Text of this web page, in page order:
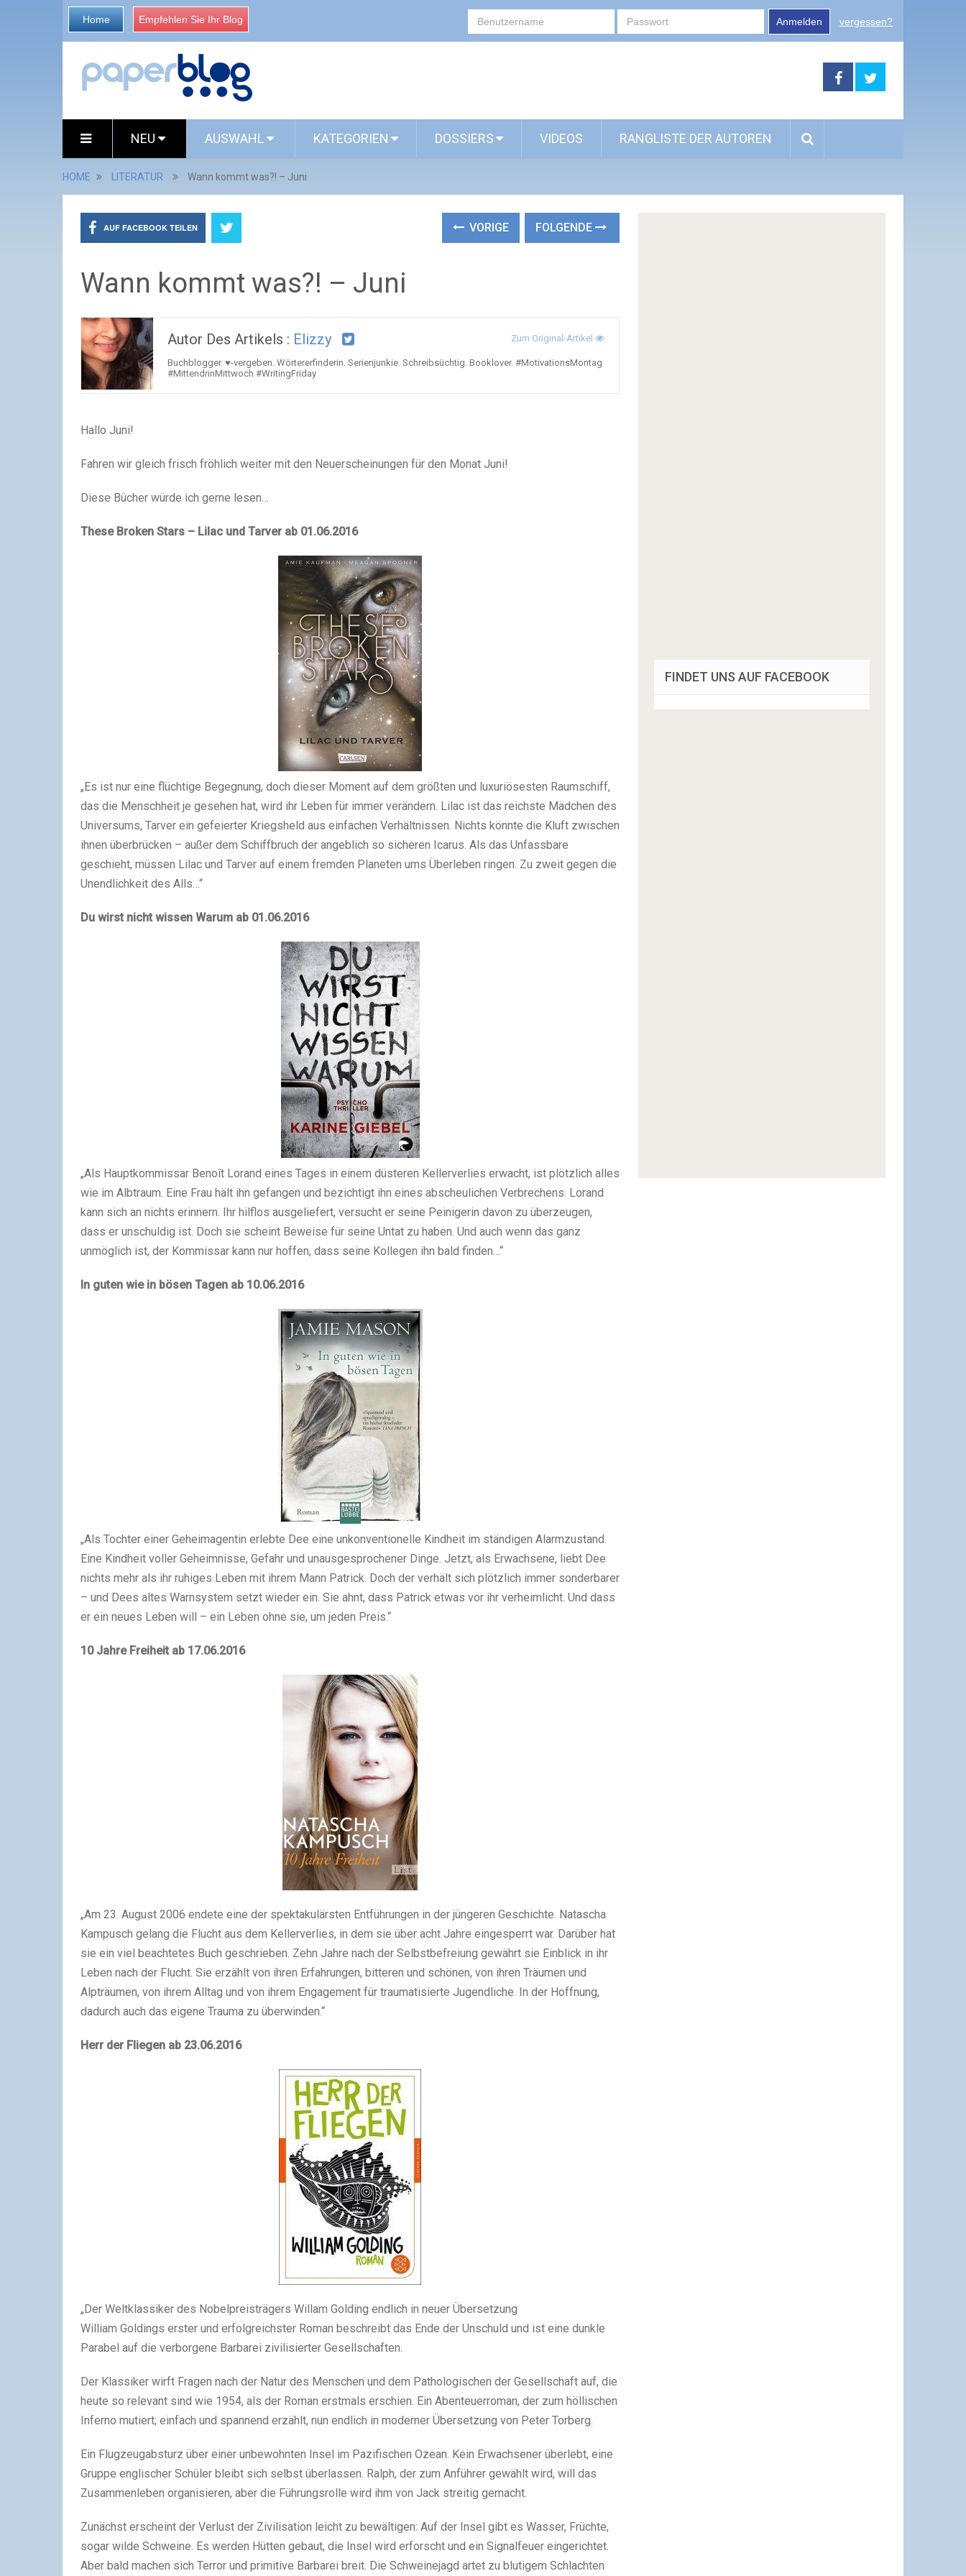
Home Empfehlen Sie Ihr Blog Anmelden vergessen?
NEU AUSWAHL KATEGORIEN DOSSIERS VIDEOS RANGLISTE DER AUTOREN
HOME LITERATUR Wann kommt was?! – Juni
AUF FACEBOOK TEILEN VORIGE FOLGENDE
Wann kommt was?! – Juni
Autor Des Artikels : Elizzy Zum Original-Artikel
Buchblogger. ♥-vergeben. Wörtererfinderin. Serienjunkie. Schreibsüchtig. Booklover. #MotivationsMontag
#MittendrinMittwoch #WritingFriday
Hallo Juni!
Fahren wir gleich frisch fröhlich weiter mit den Neuerscheinungen für den Monat Juni!
Diese Bücher würde ich gerne lesen…
These Broken Stars – Lilac und Tarver ab 01.06.2016
„Es ist nur eine flüchtige Begegnung, doch dieser Moment auf dem größten und luxuriösesten Raumschiff,
das die Menschheit je gesehen hat, wird ihr Leben für immer verändern. Lilac ist das reichste Mädchen des
Universums, Tarver ein gefeierter Kriegsheld aus einfachen Verhältnissen. Nichts könnte die Kluft zwischen
ihnen überbrücken – außer dem Schiffbruch der angeblich so sicheren Icarus. Als das Unfassbare
geschieht, müssen Lilac und Tarver auf einem fremden Planeten ums Überleben ringen. Zu zweit gegen die
Unendlichkeit des Alls…“
Du wirst nicht wissen Warum ab 01.06.2016
„Als Hauptkommissar Benoît Lorand eines Tages in einem düsteren Kellerverlies erwacht, ist plötzlich alles
wie im Albtraum. Eine Frau hält ihn gefangen und bezichtigt ihn eines abscheulichen Verbrechens. Lorand
kann sich an nichts erinnern. Ihr hilflos ausgeliefert, versucht er seine Peinigerin davon zu überzeugen,
dass er unschuldig ist. Doch sie scheint Beweise für seine Untat zu haben. Und auch wenn das ganz
unmöglich ist, der Kommissar kann nur hoffen, dass seine Kollegen ihn bald finden…“
In guten wie in bösen Tagen ab 10.06.2016
„Als Tochter einer Geheimagentin erlebte Dee eine unkonventionelle Kindheit im ständigen Alarmzustand.
Eine Kindheit voller Geheimnisse, Gefahr und unausgesprochener Dinge. Jetzt, als Erwachsene, liebt Dee
nichts mehr als ihr ruhiges Leben mit ihrem Mann Patrick. Doch der verhält sich plötzlich immer sonderbarer
– und Dees altes Warnsystem setzt wieder ein. Sie ahnt, dass Patrick etwas vor ihr verheimlicht. Und dass
er ein neues Leben will – ein Leben ohne sie, um jeden Preis.“
10 Jahre Freiheit ab 17.06.2016
„Am 23. August 2006 endete eine der spektakulärsten Entführungen in der jüngeren Geschichte. Natascha
Kampusch gelang die Flucht aus dem Kellerverlies, in dem sie über acht Jahre eingesperrt war. Darüber hat
sie ein viel beachtetes Buch geschrieben. Zehn Jahre nach der Selbstbefreiung gewährt sie Einblick in ihr
Leben nach der Flucht. Sie erzählt von ihren Erfahrungen, bitteren und schönen, von ihren Träumen und
Alpträumen, von ihrem Alltag und von ihrem Engagement für traumatisierte Jugendliche. In der Hoffnung,
dadurch auch das eigene Trauma zu überwinden.“
Herr der Fliegen ab 23.06.2016
„Der Weltklassiker des Nobelpreisträgers Willam Golding endlich in neuer Übersetzung
William Goldings erster und erfolgreichster Roman beschreibt das Ende der Unschuld und ist eine dunkle
Parabel auf die verborgene Barbarei zivilisierter Gesellschaften.
Der Klassiker wirft Fragen nach der Natur des Menschen und dem Pathologischen der Gesellschaft auf, die
heute so relevant sind wie 1954, als der Roman erstmals erschien. Ein Abenteuerroman, der zum höllischen
Inferno mutiert; einfach und spannend erzählt, nun endlich in moderner Übersetzung von Peter Torberg.
Ein Flugzeugabsturz über einer unbewohnten Insel im Pazifischen Ozean. Kein Erwachsener überlebt, eine
Gruppe englischer Schüler bleibt sich selbst überlassen. Ralph, der zum Anführer gewählt wird, will das
Zusammenleben organisieren, aber die Führungsrolle wird ihm von Jack streitig gemacht.
Zunächst erscheint der Verlust der Zivilisation leicht zu bewältigen: Auf der Insel gibt es Wasser, Früchte,
sogar wilde Schweine. Es werden Hütten gebaut, die Insel wird erforscht und ein Signalfeuer eingerichtet.
Aber bald machen sich Terror und primitive Barbarei breit. Die Schweinejagd artet zu blutigem Schlachten
FINDET UNS AUF FACEBOOK